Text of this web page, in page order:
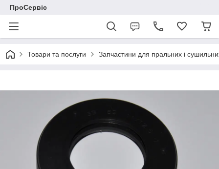
ПроСервіс
Товари та послуги Запчастини для пральних і